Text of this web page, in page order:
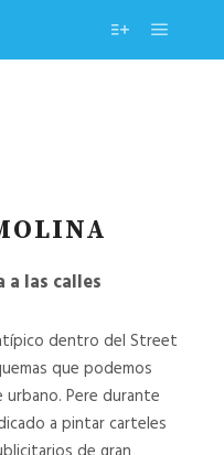
Más Menú
las calles
dentro del Street
que podemos
Pere durante
a pintar carteles